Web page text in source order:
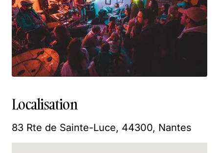
Localisation
83 Rte de Sainte-Luce, 44300, Nantes